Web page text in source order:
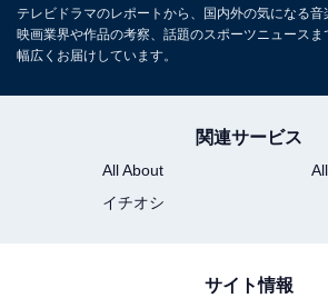
テレビドラマのレポートから、国内外の気になる
映画業界や作品の考察、話題のスポーツニュース
幅広くお届けしています。
関連サービス
All About
イチオシ
サイト情報